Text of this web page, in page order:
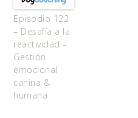
Episodio 122
– Desafía a la
reactividad –
Gestión
emocional
canina &
humana